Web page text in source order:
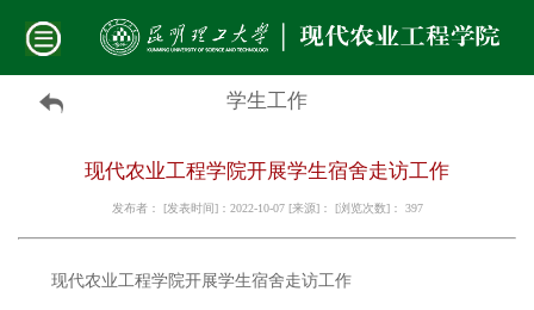
学生工作
现代农业工程学院开展学生宿舍走访工作
发布者： [发表时间]：2022-10-07 [来源]： [浏览次数]： 397
现代农业工程学院开展学生宿舍走访工作